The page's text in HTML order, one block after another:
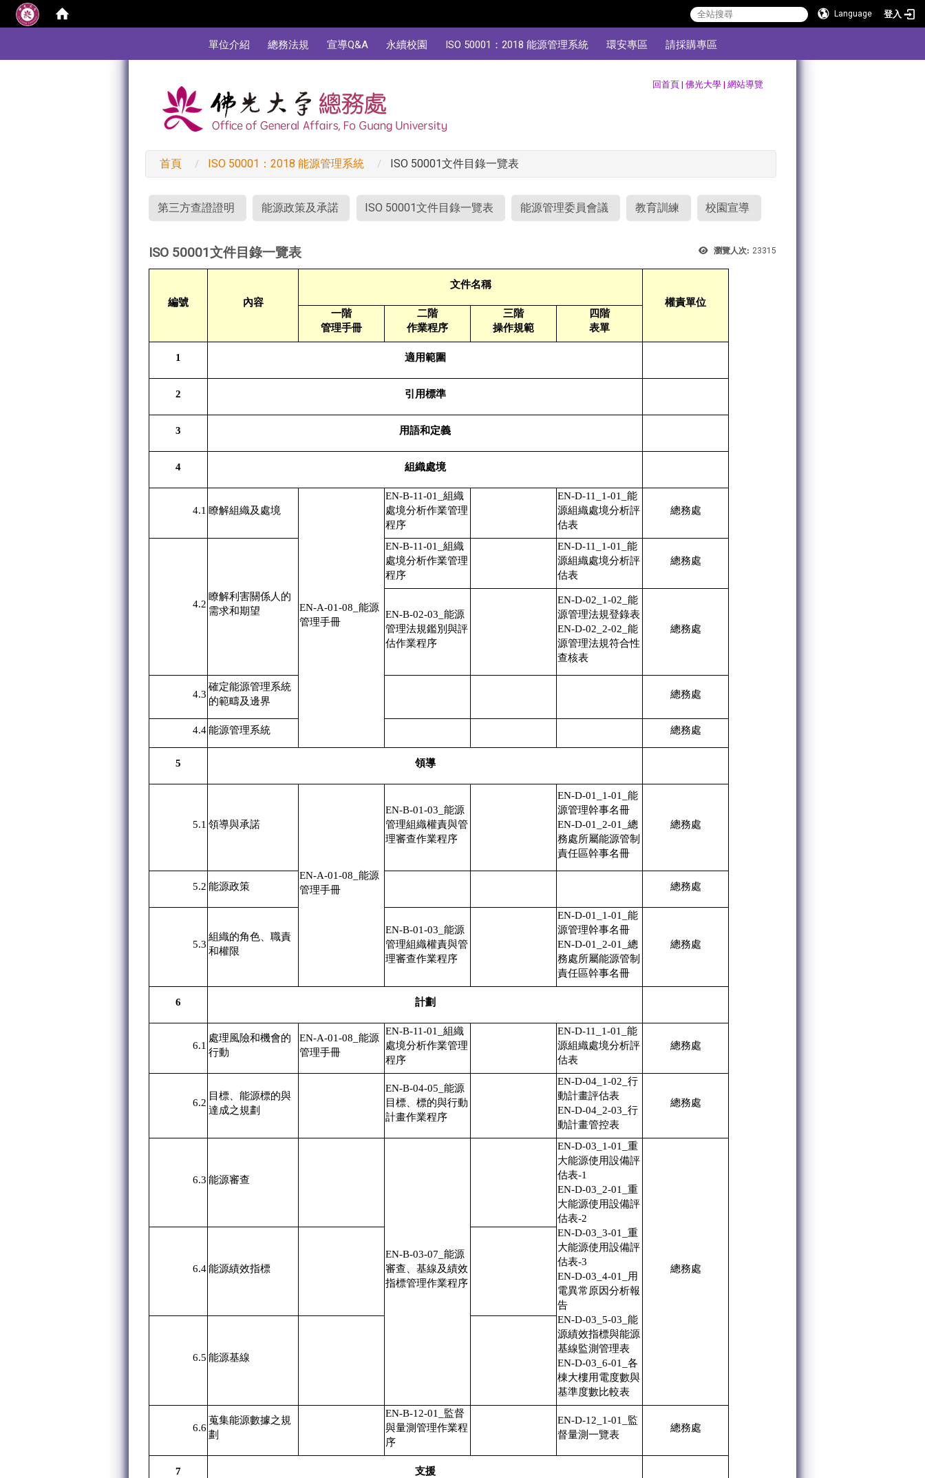
Language 登入
單位介紹
總務法規 宣導Q&A 永續校園 ISO 50001：2018 能源管理系統 環安專區 請採購專區
回首頁| 佛光大學| 網站導覽
首頁 ISO 50001：2018 能源管理系統 ISO 50001文件目錄一覽表
第三方查證證明 能源政策及承諾 ISO 50001文件目錄一覽表 能源管理委員會議 教育訓練 校園宣導
瀏覽人次: 23315
ISO 50001文件目錄一覽表
編號 內容
文件名稱
權責單位
一階
管理手冊
二階
作業程序
三階
操作規範
四階
表單
1 適用範圍
2 引用標準
3 用語和定義
4 組織處境
4.1 瞭解組織及處境
EN-A-01-08_能源
管理手冊
EN-B-11-01_組織
處境分析作業管理
程序
EN-D-11_1-01_能
源組織處境分析評
估表
總務處
4.2
瞭解利害關係人的
需求和期望
EN-B-11-01_組織
處境分析作業管理
程序
EN-D-11_1-01_能
源組織處境分析評
估表
總務處
EN-B-02-03_能源
管理法規鑑別與評
估作業程序
EN-D-02_1-02_能
源管理法規登錄表
EN-D-02_2-02_能
源管理法規符合性
查核表
總務處
4.3
確定能源管理系統
的範疇及邊界
總務處
4.4能源管理系統 總務處
5 領導
5.1 領導與承諾
EN-A-01-08_能源
管理手冊
EN-B-01-03_能源
管理組織權責與管
理審查作業程序
EN-D-01_1-01_能
源管理幹事名冊
EN-D-01_2-01_總
務處所屬能源管制
責任區幹事名冊
總務處
5.2 能源政策 總務處
5.3
組織的角色、職責
和權限
EN-B-01-03_能源
管理組織權責與管
理審查作業程序
EN-D-01_1-01_能
源管理幹事名冊
EN-D-01_2-01_總
務處所屬能源管制
責任區幹事名冊
總務處
6 計劃
6.1
處理風險和機會的
行動
EN-A-01-08_能源
管理手冊
EN-B-11-01_組織
處境分析作業管理
程序
EN-D-11_1-01_能
源組織處境分析評
估表
總務處
6.2
目標、能源標的與
達成之規劃
EN-B-04-05_能源
目標、標的與行動
計畫作業程序
EN-D-04_1-02_行
動計畫評估表
EN-D-04_2-03_行
動計畫管控表
總務處
6.3 能源審查
EN-B-03-07_能源
審查、基線及績效
指標管理作業程序
EN-D-03_1-01_重
大能源使用設備評
估表-1
EN-D-03_2-01_重
大能源使用設備評
估表-2
EN-D-03_3-01_重
大能源使用設備評
估表-3
EN-D-03_4-01_用
電異常原因分析報
告
EN-D-03_5-03_能
源績效指標與能源
基線監測管理表
EN-D-03_6-01_各
棟大樓用電度數與
基準度數比較表
總務處
6.4能源績效指標
6.5 能源基線
6.6
蒐集能源數據之規
劃
EN-B-12-01_監督
與量測管理作業程
序
EN-D-12_1-01_監
督量測一覽表
總務處
7 支援